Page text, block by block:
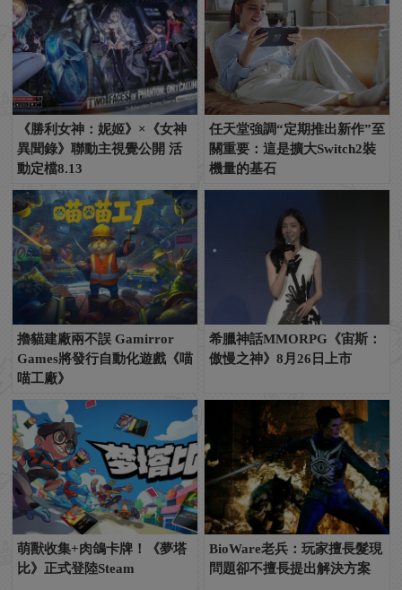
《勝利女神：妮姬》×《女神
異聞錄》聯動主視覺公開 活
動定檔8.13
任天堂強調“定期推出新作”至
關重要：這是擴大Switch2裝
機量的基石
擼貓建廠兩不誤 Gamirror
Games將發行自動化遊戲《喵
喵工廠》
希臘神話MMORPG《宙斯：
傲慢之神》8月26日上市
萌獸收集+肉鴿卡牌！《夢塔
比》正式登陸Steam
BioWare老兵：玩家擅長髮現
問題卻不擅長提出解決方案